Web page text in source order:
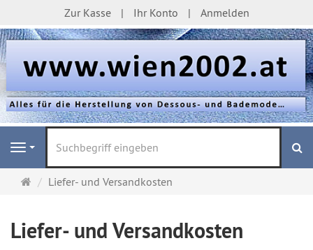
Zur Kasse Ihr Konto Anmelden
Navigation
Startseite
Liefer- und Versandkosten
Liefer- und Versandkosten